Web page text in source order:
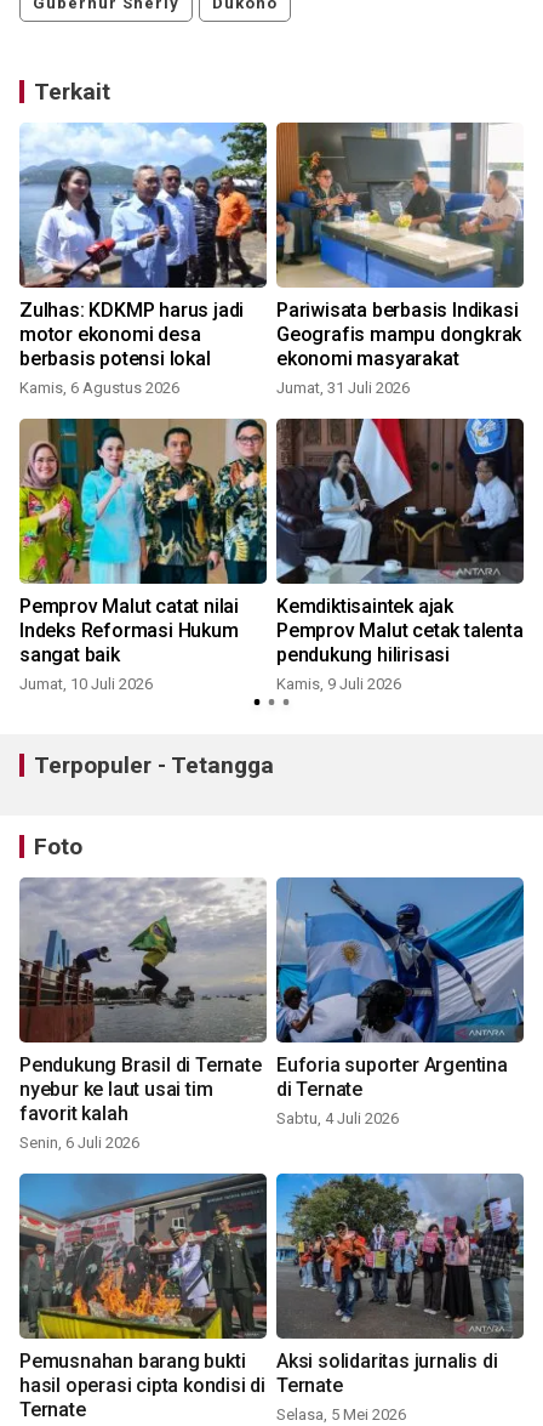
Terkait
Zulhas: KDKMP harus jadi
motor ekonomi desa
berbasis potensi lokal
Kamis, 6 Agustus 2026
Pariwisata berbasis Indikasi
Geografis mampu dongkrak
ekonomi masyarakat
Jumat, 31 Juli 2026
Pemprov Malut catat nilai
Indeks Reformasi Hukum
sangat baik
Jumat, 10 Juli 2026
Kemdiktisaintek ajak
Pemprov Malut cetak talenta
pendukung hilirisasi
Kamis, 9 Juli 2026
Terpopuler - Tetangga
Foto
Pendukung Brasil di Ternate
nyebur ke laut usai tim
favorit kalah
Senin, 6 Juli 2026
Euforia suporter Argentina
di Ternate
Sabtu, 4 Juli 2026
Pemusnahan barang bukti
hasil operasi cipta kondisi di
Ternate
Aksi solidaritas jurnalis di
Ternate
Selasa, 5 Mei 2026